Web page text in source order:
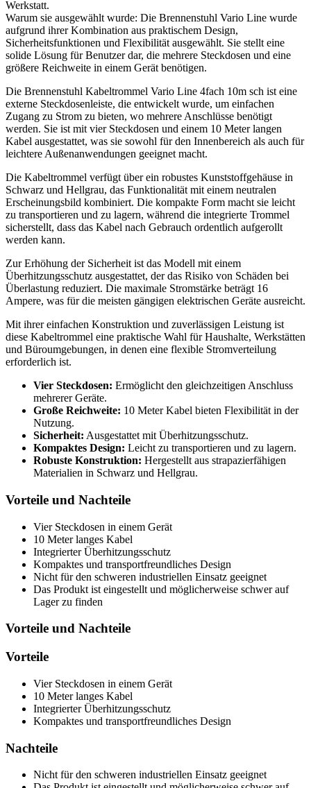
Werkstatt.
Warum sie ausgewählt wurde: Die Brennenstuhl Vario Line wurde
aufgrund ihrer Kombination aus praktischem Design,
Sicherheitsfunktionen und Flexibilität ausgewählt. Sie stellt eine
solide Lösung für Benutzer dar, die mehrere Steckdosen und eine
größere Reichweite in einem Gerät benötigen.
Die Brennenstuhl Kabeltrommel Vario Line 4fach 10m sch ist eine
externe Steckdosenleiste, die entwickelt wurde, um einfachen
Zugang zu Strom zu bieten, wo mehrere Anschlüsse benötigt
werden. Sie ist mit vier Steckdosen und einem 10 Meter langen
Kabel ausgestattet, was sie sowohl für den Innenbereich als auch für
leichtere Außenanwendungen geeignet macht.
Die Kabeltrommel verfügt über ein robustes Kunststoffgehäuse in
Schwarz und Hellgrau, das Funktionalität mit einem neutralen
Erscheinungsbild kombiniert. Die kompakte Form macht sie leicht
zu transportieren und zu lagern, während die integrierte Trommel
sicherstellt, dass das Kabel nach Gebrauch ordentlich aufgerollt
werden kann.
Zur Erhöhung der Sicherheit ist das Modell mit einem
Überhitzungsschutz ausgestattet, der das Risiko von Schäden bei
Überlastung reduziert. Die maximale Stromstärke beträgt 16
Ampere, was für die meisten gängigen elektrischen Geräte ausreicht.
Mit ihrer einfachen Konstruktion und zuverlässigen Leistung ist
diese Kabeltrommel eine praktische Wahl für Haushalte, Werkstätten
und Büroumgebungen, in denen eine flexible Stromverteilung
erforderlich ist.
Vier Steckdosen: Ermöglicht den gleichzeitigen Anschluss
mehrerer Geräte.
Große Reichweite: 10 Meter Kabel bieten Flexibilität in der
Nutzung.
Sicherheit: Ausgestattet mit Überhitzungsschutz.
Kompaktes Design: Leicht zu transportieren und zu lagern.
Robuste Konstruktion: Hergestellt aus strapazierfähigen
Materialien in Schwarz und Hellgrau.
Vorteile und Nachteile
Vier Steckdosen in einem Gerät
10 Meter langes Kabel
Integrierter Überhitzungsschutz
Kompaktes und transportfreundliches Design
Nicht für den schweren industriellen Einsatz geeignet
Das Produkt ist eingestellt und möglicherweise schwer auf
Lager zu finden
Vorteile und Nachteile
Vorteile
Vier Steckdosen in einem Gerät
10 Meter langes Kabel
Integrierter Überhitzungsschutz
Kompaktes und transportfreundliches Design
Nachteile
Nicht für den schweren industriellen Einsatz geeignet